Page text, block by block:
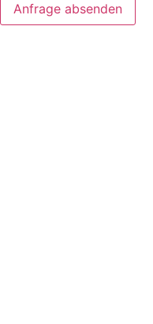
Anfrage absenden